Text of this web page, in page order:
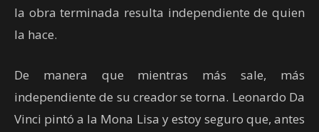
la obra terminada resulta independiente de quien
la hace.
De manera que mientras más sale, más
independiente de su creador se torna. Leonardo Da
Vinci pintó a la Mona Lisa y estoy seguro que, antes